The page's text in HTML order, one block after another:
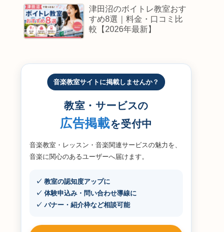
津田沼のボイトレ教室おす
すめ8選｜料金・口コミ比
較【2026年最新】
音楽教室サイトに掲載しませんか？
教室・サービスの
広告掲載を受付中
音楽教室・レッスン・音楽関連サービスの魅力を、
音楽に関心のあるユーザーへ届けます。
✓ 教室の認知度アップに
✓ 体験申込み・問い合わせ導線に
✓ バナー・紹介枠など相談可能